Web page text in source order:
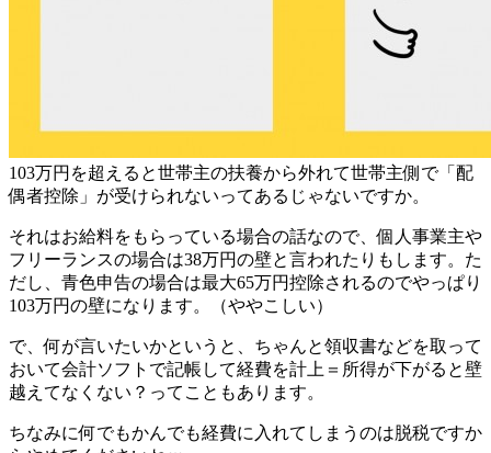
103万円を超えると世帯主の扶養から外れて世帯主側で「配
偶者控除」が受けられないってあるじゃないですか。
それはお給料をもらっている場合の話なので、個人事業主や
フリーランスの場合は38万円の壁と言われたりもします。た
だし、青色申告の場合は最大65万円控除されるのでやっぱり
103万円の壁になります。（ややこしい）
で、何が言いたいかというと、ちゃんと領収書などを取って
おいて会計ソフトで記帳して経費を計上＝所得が下がると壁
越えてなくない？ってこともあります。
ちなみに何でもかんでも経費に入れてしまうのは脱税ですか